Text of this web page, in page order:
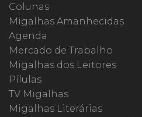
Colunas
Migalhas Amanhecidas
Agenda
Mercado de Trabalho
Migalhas dos Leitores
Pílulas
TV Migalhas
Migalhas Literárias